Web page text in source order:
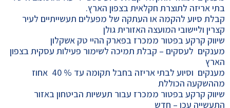
בתי אריזה לתוצרת חקלאית בצפון הארץ.
קבלת סיוע להקמה או העתקה של מפעלים תעשייתיים לעיר
קצרין וליישובי המועצה האזורית גולן
שיווק קרקע בפטור ממכרז בפארק ההיי טק אשקלון
מענקים לעסקים – קבלת תמיכה לשימור פעילות עסקית בצפון
הארץ
מענקים וסיוע לבתי אריזה בחבל תקומה עד % 40 אחוז
מההשקעה הכוללת
שיווק קרקע בפטור ממכרז עבור תעשיות הביטחון באזור
התעשייה עכו – חדש